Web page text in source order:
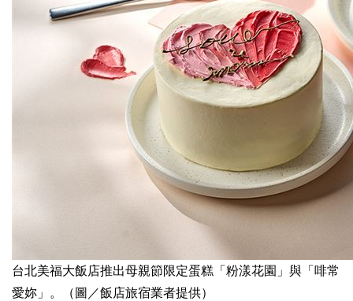
台北美福大飯店推出母親節限定蛋糕「粉漾花園」與「啡常
愛妳」。（圖／飯店旅宿業者提供）